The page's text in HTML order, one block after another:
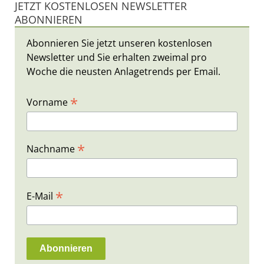
JETZT KOSTENLOSEN NEWSLETTER
ABONNIEREN
Abonnieren Sie jetzt unseren kostenlosen
Newsletter und Sie erhalten zweimal pro
Woche die neusten Anlagetrends per Email.
Vorname *
Nachname *
E-Mail *